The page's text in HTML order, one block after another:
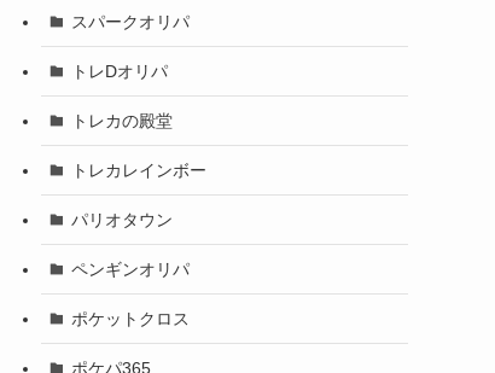
スパークオリパ
トレDオリパ
トレカの殿堂
トレカレインボー
パリオタウン
ペンギンオリパ
ポケットクロス
ポケパ365